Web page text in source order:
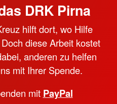
DRK Pirna
hilft dort, wo Hilfe
diese Arbeit kostet
anderen zu helfen
mit Ihrer Spende.
mit PayPal